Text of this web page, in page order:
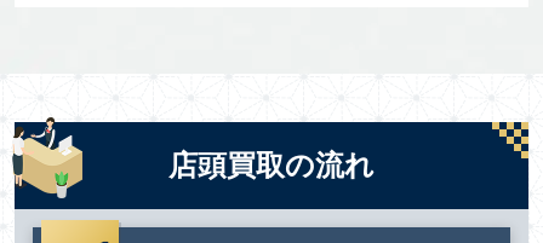
店頭買取の流れ